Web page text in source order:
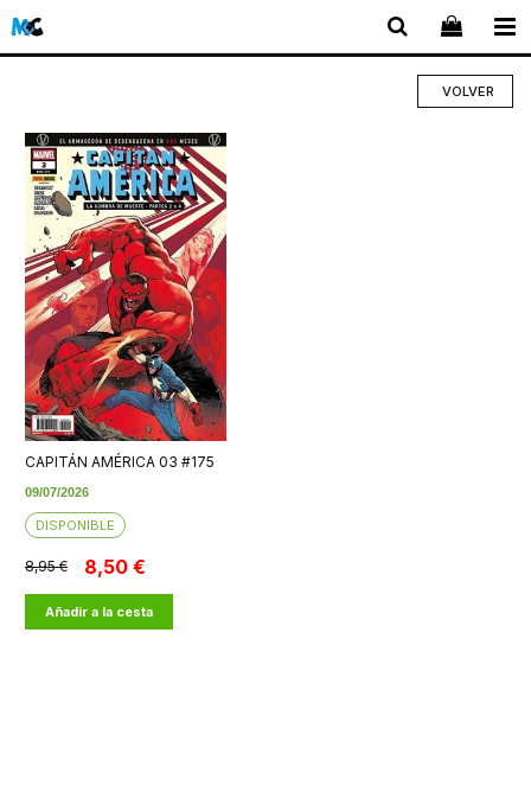
VOLVER
CAPITÁN AMÉRICA 03 #175
09/07/2026
DISPONIBLE
8,95 € 8,50 €
Añadir a la cesta